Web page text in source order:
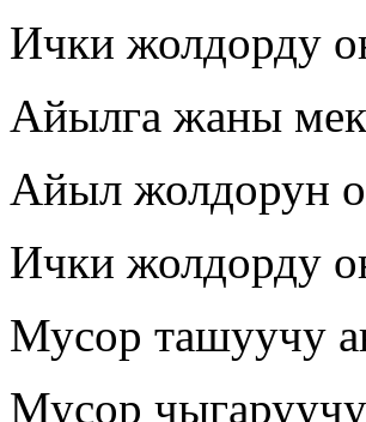
Ички жолдорду
Айылга жаны
Айыл жолдорун
Ички жолдорду
Мусор ташуучу
Мусор чыгаруучу